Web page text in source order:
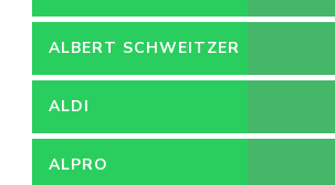
ALBERT SCHWEITZER
ZIEKENHUIS
ALDI
ALPRO